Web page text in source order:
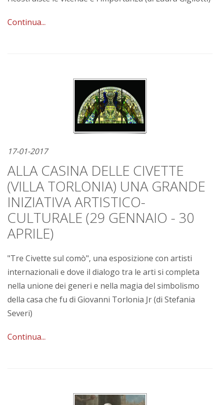
Continua...
17-01-2017
ALLA CASINA DELLE CIVETTE
(VILLA TORLONIA) UNA GRANDE
INIZIATIVA ARTISTICO-
CULTURALE (29 GENNAIO - 30
APRILE)
"Tre Civette sul comò", una esposizione con artisti
internazionali e dove il dialogo tra le arti si completa
nella unione dei generi e nella magia del simbolismo
della casa che fu di Giovanni Torlonia Jr (di Stefania
Severi)
Continua...